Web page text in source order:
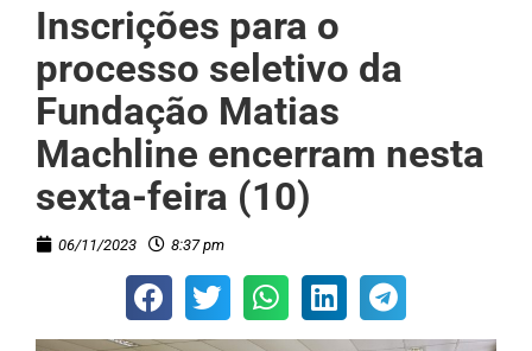
Inscrições para o
processo seletivo da
Fundação Matias
Machline encerram nesta
sexta-feira (10)
06/11/2023 8:37 pm